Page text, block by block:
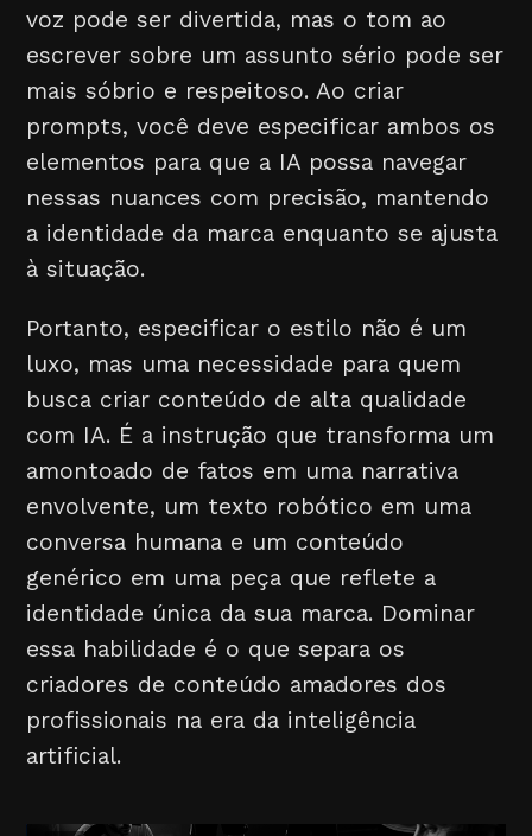
voz pode ser divertida, mas o tom ao
escrever sobre um assunto sério pode ser
mais sóbrio e respeitoso. Ao criar
prompts, você deve especificar ambos os
elementos para que a IA possa navegar
nessas nuances com precisão, mantendo
a identidade da marca enquanto se ajusta
à situação.
Portanto, especificar o estilo não é um
luxo, mas uma necessidade para quem
busca criar conteúdo de alta qualidade
com IA. É a instrução que transforma um
amontoado de fatos em uma narrativa
envolvente, um texto robótico em uma
conversa humana e um conteúdo
genérico em uma peça que reflete a
identidade única da sua marca. Dominar
essa habilidade é o que separa os
criadores de conteúdo amadores dos
profissionais na era da inteligência
artificial.